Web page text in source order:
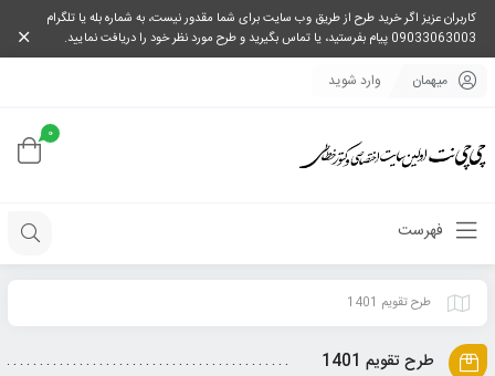
کاربران عزیز اگر خرید طرح از طریق وب سایت برای شما مقدور نیست، به شماره بله یا تلگرام
09033063003 پیام بفرستید، یا تماس بگیرید و طرح مورد نظر خود را دریافت نمایید.
میهمان وارد شوید
0
فهرست
طرح تقویم 1401
طرح تقویم 1401